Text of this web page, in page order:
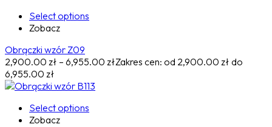
Select options
Zobacz
Obrączki wzór Z09
2,900.00 zł – 6,955.00 złZakres cen: od 2,900.00 zł do
6,955.00 zł
Select options
Zobacz